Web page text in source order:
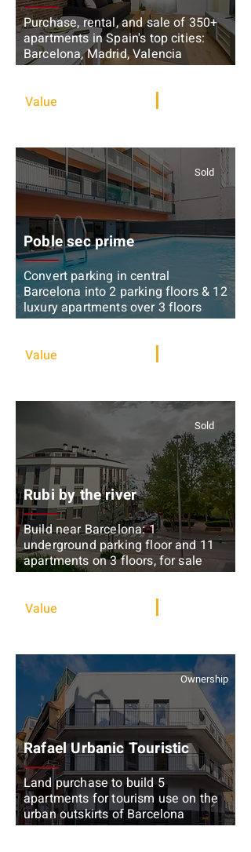
Purchase, rental, and sale of 350+
apartments in Spain's top cities:
Barcelona, Madrid, Valencia
Value
Sold
Poble sec prime
Convert parking in central
Barcelona into 2 parking floors & 12
luxury apartments over 3 floors
Value
Sold
Rubi by the river
Build near Barcelona: 1
underground parking floor and 11
apartments on 3 floors, for sale
Value
Ownership
Rafael Urbanic Touristic
Land purchase to build 5
apartments for tourism use on the
urban outskirts of Barcelona